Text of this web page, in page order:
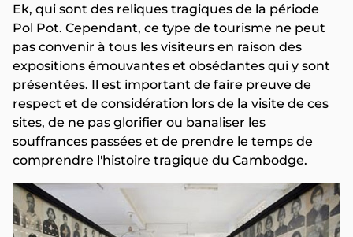
Ek, qui sont des reliques tragiques de la période
Pol Pot. Cependant, ce type de tourisme ne peut
pas convenir à tous les visiteurs en raison des
expositions émouvantes et obsédantes qui y sont
présentées. Il est important de faire preuve de
respect et de considération lors de la visite de ces
sites, de ne pas glorifier ou banaliser les
souffrances passées et de prendre le temps de
comprendre l'histoire tragique du Cambodge.